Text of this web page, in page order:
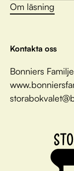
Om läsning
Kontakta oss
Bonniers